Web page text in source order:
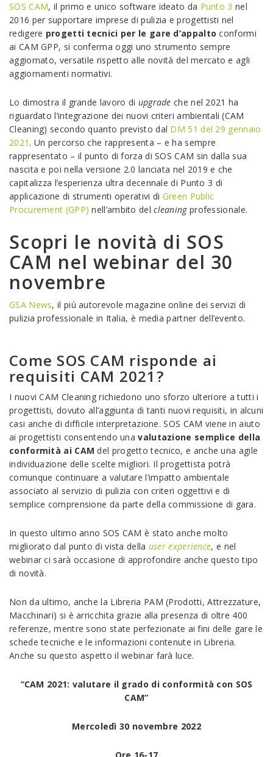
SOS CAM, il primo e unico software ideato da Punto 3 nel
2016 per supportare imprese di pulizia e progettisti nel
redigere progetti tecnici per le gare d’appalto conformi
ai CAM GPP, si conferma oggi uno strumento sempre
aggiornato, versatile rispetto alle novità del mercato e agli
aggiornamenti normativi.
Lo dimostra il grande lavoro di upgrade che nel 2021 ha
riguardato l’integrazione dei nuovi criteri ambientali (CAM
Cleaning) secondo quanto previsto dal DM 51 del 29 gennaio
2021 . Un percorso che rappresenta – e ha sempre
rappresentato – il punto di forza di SOS CAM sin dalla sua
nascita e poi nella versione 2.0 lanciata nel 2019 e che
capitalizza l’esperienza ultra decennale di Punto 3 di
applicazione di strumenti operativi di Green Public
Procurement (GPP) nell’ambito delcleaningprofessionale.
Scopri le novità di SOS
CAM nel webinar del 30
novembre
GSA News, il più autorevole magazine online dei servizi di
pulizia professionale in Italia, è media partner dell’evento.
Come SOS CAM risponde ai
requisiti CAM 2021?
I nuovi CAM Cleaning richiedono uno sforzo ulteriore a tutti i
progettisti, dovuto all’aggiunta di tanti nuovi requisiti, in alcuni
casi anche di difficile interpretazione. SOS CAM viene in aiuto
ai progettisti consentendo unavalutazione semplice della
conformità ai CAM del progetto tecnico, e anche una agile
individuazione delle scelte migliori. Il progettista potrà
comunque continuare a valutare l’impatto ambientale
associato al servizio di pulizia con criteri oggettivi e di
semplice comprensione da parte della commissione di gara.
In questo ultimo anno SOS CAM è stato anche molto
migliorato dal punto di vista della user experience, e nel
webinar ci sarà occasione di approfondire anche questo tipo
di novità.
Non da ultimo, anche la Libreria PAM (Prodotti, Attrezzature,
Macchinari) si è arricchita grazie alla presenza di oltre 400
referenze, mentre sono state perfezionate ai fini delle gare le
schede tecniche e le informazioni contenute in Libreria.
Anche su questo aspetto il webinar farà luce.
“CAM 2021: valutare il grado di conformità con SOS
CAM”
Mercoledì 30 novembre 2022